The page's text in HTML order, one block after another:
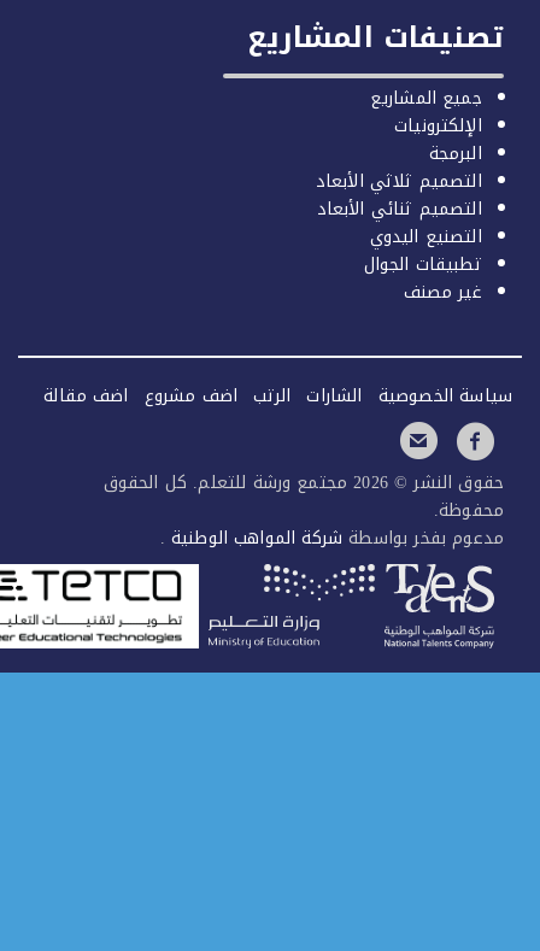
المشاريع
جميع المشاريع
الإلكترونيات
البرمجة
التصميم ثلاثي الأبعاد
التصميم ثنائي الأبعاد
التصنيع اليدوي
تطبيقات الجوال
غير مصنف
الخصوصية الشارات الرتب اضف مشروع اضف مقالة
حقوق النشر © 2026 مجتمع ورشة للتعلم. كل الحقوق
بفخر بواسطةشركة المواهب الوطنية.